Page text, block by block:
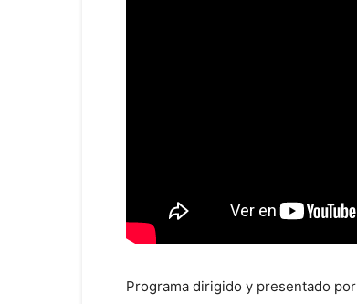
Programa dirigido y presentado